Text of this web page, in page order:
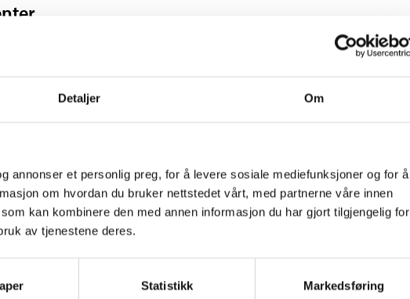
Detaljer Om
annonser et personlig preg, for å levere sosiale mediefunksjoner og for å
om hvordan du bruker nettstedet vårt, med partnerne våre innen
kan kombinere den med annen informasjon du har gjort tilgjengelig for
av tjenestene deres.
Statistikk Markedsføring
Biltemakortet